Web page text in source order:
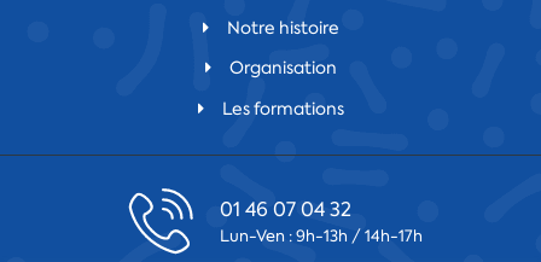
Notre histoire
Organisation
Les formations
01 46 07 04 32
Lun-Ven : 9h-13h / 14h-17h